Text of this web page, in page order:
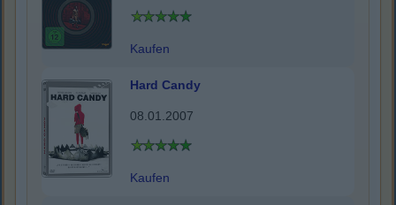
Kaufen
Hard Candy
08.01.2007
Kaufen